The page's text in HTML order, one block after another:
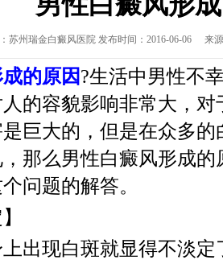
苏州瑞金白癜风医院 发布时间：2016-06-06 来
的原因?生活中男性不
的容貌影响非常大，
巨大的，但是在众多
那么男性白癜风形成
问题的解答。
出现白斑就显得不淡